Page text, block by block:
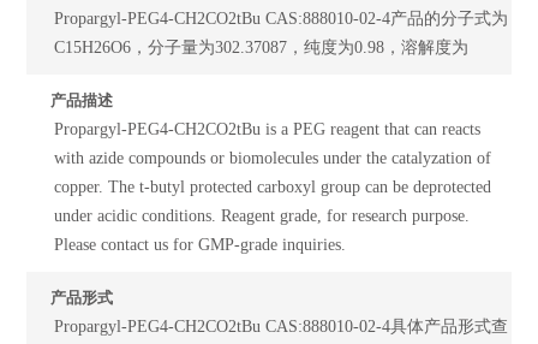
Propargyl-PEG4-CH2CO2tBu CAS:888010-02-4产品的分子式为
C15H26O6，分子量为302.37087，纯度为0.98，溶解度为
产品描述
Propargyl-PEG4-CH2CO2tBu is a PEG reagent that can reacts
with azide compounds or biomolecules under the catalyzation of
copper. The t-butyl protected carboxyl group can be deprotected
under acidic conditions. Reagent grade, for research purpose.
Please contact us for GMP-grade inquiries.
产品形式
Propargyl-PEG4-CH2CO2tBu CAS:888010-02-4具体产品形式查